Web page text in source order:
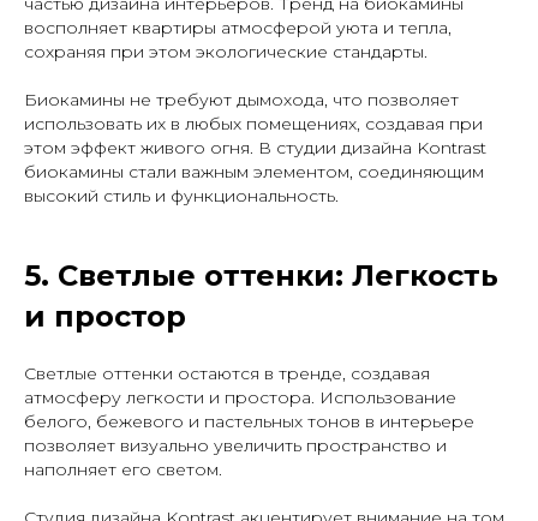
восполняет квартиры атмосферой уюта и тепла,
сохраняя при этом экологические стандарты.
Биокамины не требуют дымохода, что позволяет
использовать их в любых помещениях, создавая при
этом эффект живого огня. В студии дизайна Kontrast
биокамины стали важным элементом, соединяющим
высокий стиль и функциональность.
5. Светлые оттенки: Легкость
и простор
Светлые оттенки остаются в тренде, создавая
атмосферу легкости и простора. Использование
белого, бежевого и пастельных тонов в интерьере
позволяет визуально увеличить пространство и
наполняет его светом.